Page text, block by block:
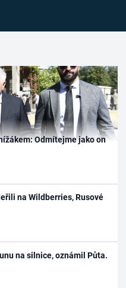
Odmítejme jako on
na Wildberries, Rusové
na silnice, oznámil Půta.